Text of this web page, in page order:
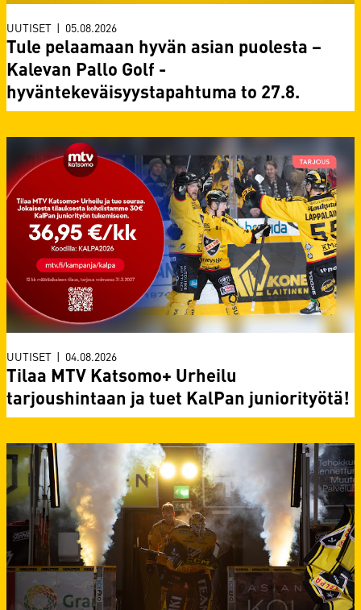
Tule pelaamaan hyvän asian puolesta –
Kalevan Pallo Golf -
hyväntekeväisyystapahtuma to 27.8.
UUTISET | 05.08.2026
Tilaa MTV Katsomo+ Urheilu
tarjoushintaan ja tuet KalPan juniorityötä!
UUTISET | 04.08.2026